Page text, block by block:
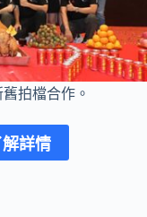
拍檔合作。
詳情